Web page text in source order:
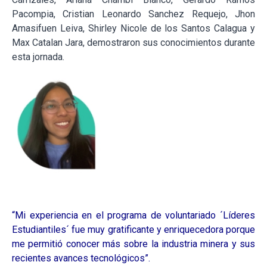
Pacompia, Cristian Leonardo Sanchez Requejo, Jhon
Amasifuen Leiva, Shirley Nicole de los Santos Calagua y
Max Catalan Jara, demostraron sus conocimientos durante
esta jornada.
“Mi experiencia en el programa de voluntariado ´Líderes
Estudiantiles´ fue muy gratificante y enriquecedora porque
me permitió conocer más sobre la industria minera y sus
recientes avances tecnológicos”.